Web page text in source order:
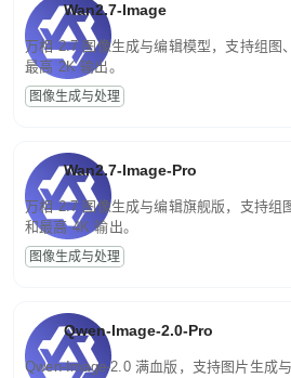
Wan2.7-Image
万相 2.7 图像生成与编辑模型，支持组图
最高 2K 输出。
图像生成与处理
Wan2.7-Image-Pro
万相 2.7 图像生成与编辑旗舰版，支持组
和最高 4K 输出。
图像生成与处理
Qwen-Image-2.0-Pro
Qwen-Image-2.0 满血版，支持图片生成